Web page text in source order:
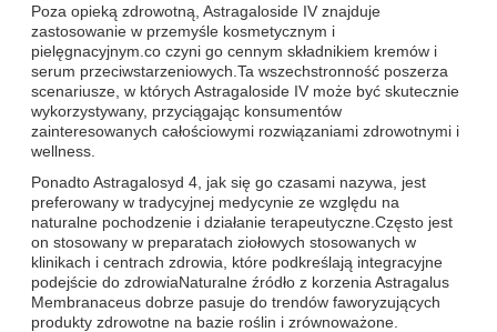
Poza opieką zdrowotną, Astragaloside IV znajduje
zastosowanie w przemyśle kosmetycznym i
pielęgnacyjnym.co czyni go cennym składnikiem kremów i
serum przeciwstarzeniowych.Ta wszechstronność poszerza
scenariusze, w których Astragaloside IV może być skutecznie
wykorzystywany, przyciągając konsumentów
zainteresowanych całościowymi rozwiązaniami zdrowotnymi i
wellness.
Ponadto Astragalosyd 4, jak się go czasami nazywa, jest
preferowany w tradycyjnej medycynie ze względu na
naturalne pochodzenie i działanie terapeutyczne.Często jest
on stosowany w preparatach ziołowych stosowanych w
klinikach i centrach zdrowia, które podkreślają integracyjne
podejście do zdrowiaNaturalne źródło z korzenia Astragalus
Membranaceus dobrze pasuje do trendów faworyzujących
produkty zdrowotne na bazie roślin i zrównoważone.